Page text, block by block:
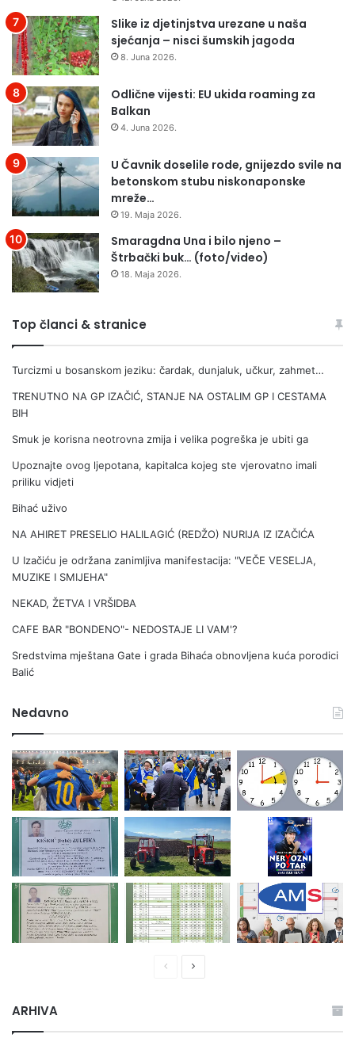
Slike iz djetinjstva urezane u naša
sjećanja – nisci šumskih jagoda
8. Juna 2026.
Odlične vijesti: EU ukida roaming za
Balkan
4. Juna 2026.
U Čavnik doselile rode, gnijezdo svile na
betonskom stubu niskonaponske
mreže…
19. Maja 2026.
Smaragdna Una i bilo njeno –
Štrbački buk… (foto/video)
18. Maja 2026.
Top članci & stranice
Turcizmi u bosanskom jeziku: čardak, dunjaluk, učkur, zahmet…
TRENUTNO NA GP IZAČIĆ, STANJE NA OSTALIM GP I CESTAMA
BIH
Smuk je korisna neotrovna zmija i velika pogreška je ubiti ga
Upoznajte ovog ljepotana, kapitalca kojeg ste vjerovatno imali
priliku vidjeti
Bihać uživo
NA AHIRET PRESELIO HALILAGIĆ (REDŽO) NURIJA IZ IZAČIĆA
U Izačiću je održana zanimljiva manifestacija: "VEČE VESELJA,
MUZIKE I SMIJEHA"
NEKAD, ŽETVA I VRŠIDBA
CAFE BAR "BONDENO"- NEDOSTAJE LI VAM'?
Sredstvima mještana Gate i grada Bihaća obnovljena kuća porodici
Balić
Nedavno
PrethodnaNaredna
ARHIVA